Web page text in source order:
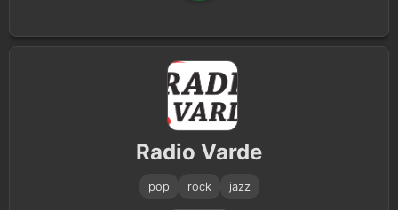
Radio Varde
pop rock jazz